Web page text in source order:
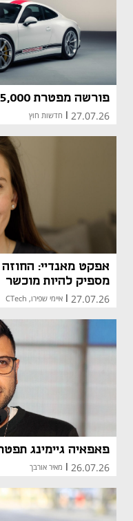
פורשה מפטרת 5,000 עובדים - כ-12% מכח האדם
27.07.26 חדשות חוץ
אפקט מאנדיי:
מספיק להיות מוכשר
27.07.26 איימי שפירו, CTech
פאפאיה גיימינג תפטר כ-30 עובדים
26.07.26 מאיר אורבך